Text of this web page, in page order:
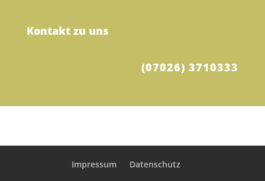
Kontakt zu uns
(07026) 3710333
Impressum Datenschutz